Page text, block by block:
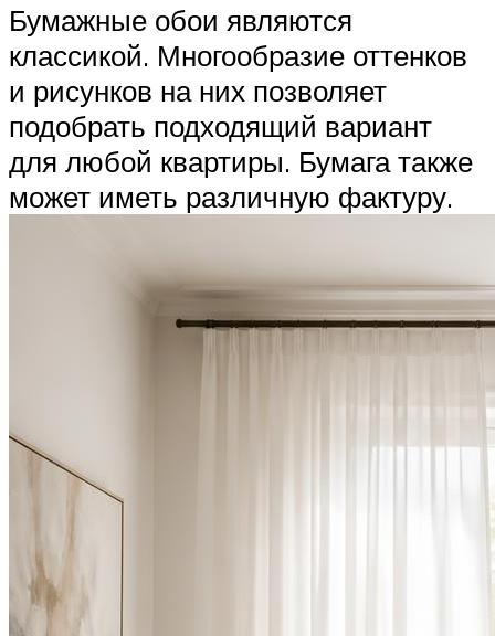
Бумажные обои являются
классикой. Многообразие оттенков
и рисунков на них позволяет
подобрать подходящий вариант
для любой квартиры. Бумага также
может иметь различную фактуру.